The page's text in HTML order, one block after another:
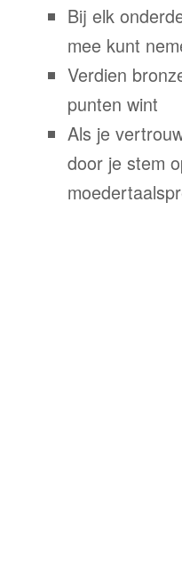
Bij elk
mee kunt
Verdien
punten wint
Als je
door je stem